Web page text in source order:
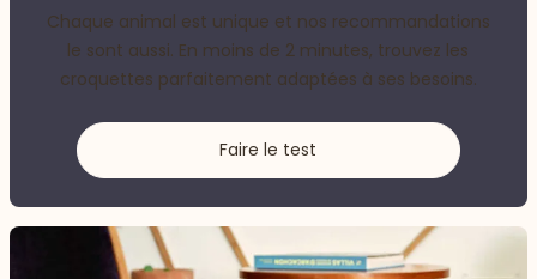
Chaque animal est unique et nos recommandations
le sont aussi. En moins de 2 minutes, trouvez les
croquettes parfaitement adaptées à ses besoins.
Faire le test